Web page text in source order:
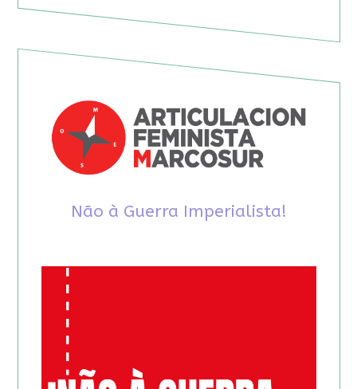
Não à Guerra Imperialista!